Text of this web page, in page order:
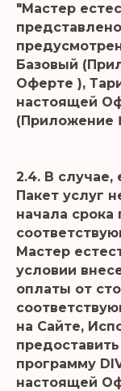
"Мастер
Базовый
Оферте ),
настоящей
(Приложение
2.4. В случае,
Пакет услуг
начала срока
Мастер
условии
оплаты от
на Сайте,
программу
настоящей